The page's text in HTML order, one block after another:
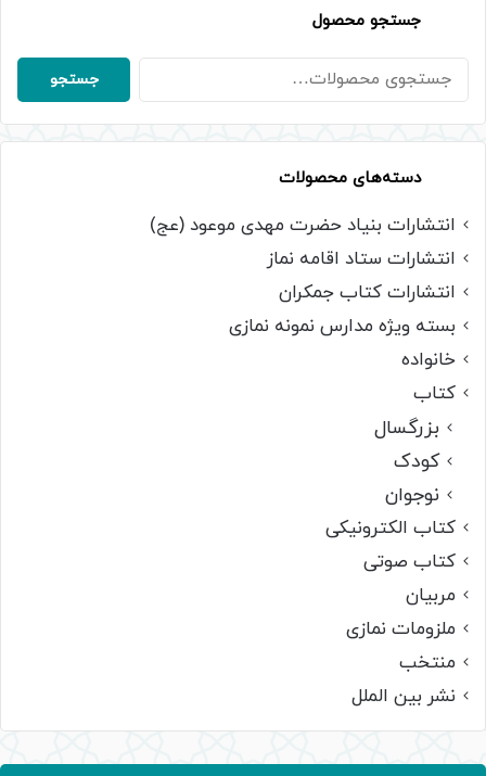
جستجو محصول
جستجو
برای:
جستجو
دسته‌های محصولات
انتشارات بنیاد حضرت مهدی موعود (عج)
انتشارات ستاد اقامه نماز
انتشارات کتاب جمکران
بسته ویژه مدارس نمونه نمازی
خانواده
کتاب
بزرگسال
کودک
نوجوان
کتاب الکترونیکی
کتاب صوتی
مربیان
ملزومات نمازی
منتخب
نشر بین الملل